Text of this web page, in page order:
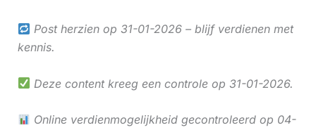
Post herzien op 31-01-2026 – blijf verdienen met
kennis.
Deze content kreeg een controle op 31-01-2026.
Online verdienmogelijkheid gecontroleerd op 04-